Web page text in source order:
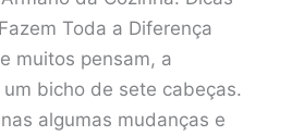
Toda a Diferença
muitos pensam, a
bicho de sete cabeças.
algumas mudanças e